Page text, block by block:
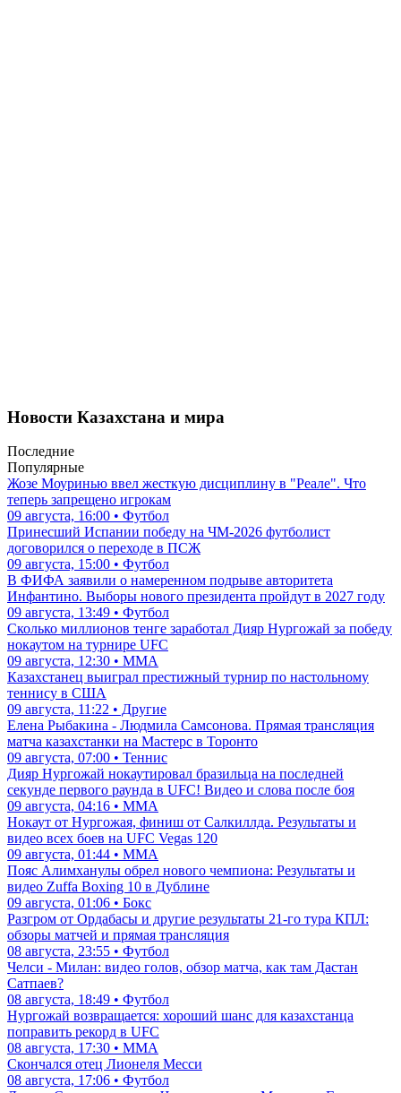
Новости Казахстана и мира
Последние
Популярные
Жозе Моуринью ввел жесткую дисциплину в "Реале". Что
теперь запрещено игрокам
09 августа, 16:00 • Футбол
Принесший Испании победу на ЧМ-2026 футболист
договорился о переходе в ПСЖ
09 августа, 15:00 • Футбол
В ФИФА заявили о намеренном подрыве авторитета
Инфантино. Выборы нового президента пройдут в 2027 году
09 августа, 13:49 • Футбол
Сколько миллионов тенге заработал Дияр Нургожай за победу
нокаутом на турнире UFC
09 августа, 12:30 • ММА
Казахстанец выиграл престижный турнир по настольному
теннису в США
09 августа, 11:22 • Другие
Елена Рыбакина - Людмила Самсонова. Прямая трансляция
матча казахстанки на Мастерс в Торонто
09 августа, 07:00 • Теннис
Дияр Нургожай нокаутировал бразильца на последней
секунде первого раунда в UFC! Видео и слова после боя
09 августа, 04:16 • ММА
Нокаут от Нургожая, финиш от Салкиллда. Результаты и
видео всех боев на UFC Vegas 120
09 августа, 01:44 • ММА
Пояс Алимханулы обрел нового чемпиона: Результаты и
видео Zuffa Boxing 10 в Дублине
09 августа, 01:06 • Бокс
Разгром от Ордабасы и другие результаты 21-го тура КПЛ:
обзоры матчей и прямая трансляция
08 августа, 23:55 • Футбол
Челси - Милан: видео голов, обзор матча, как там Дастан
Сатпаев?
08 августа, 18:49 • Футбол
Нургожай возвращается: хороший шанс для казахстанца
поправить рекорд в UFC
08 августа, 17:30 • ММА
Скончался отец Лионеля Месси
08 августа, 17:06 • Футбол